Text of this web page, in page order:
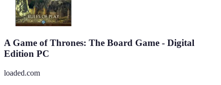
A Game of Thrones: The Board Game - Digital
Edition PC
loaded.com